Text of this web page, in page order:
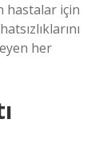
hastalar için
her